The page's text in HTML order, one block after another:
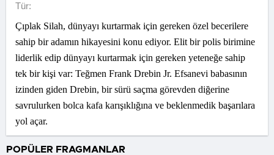
Tür:
Çıplak Silah, dünyayı kurtarmak için gereken özel becerilere
sahip bir adamın hikayesini konu ediyor. Elit bir polis birimine
liderlik edip dünyayı kurtarmak için gereken yeteneğe sahip
tek bir kişi var: Teğmen Frank Drebin Jr. Efsanevi babasının
izinden giden Drebin, bir sürü saçma görevden diğerine
savrulurken bolca kafa karışıklığına ve beklenmedik başarılara
yol açar.
POPÜLER FRAGMANLAR